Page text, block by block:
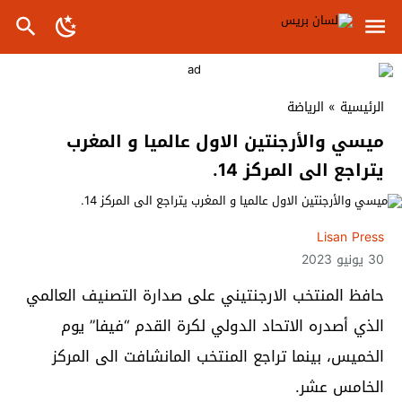
الرئيسية » الرياضة
ميسي والأرجنتين الاول عالميا و المغرب
يتراجع الى المركز 14.
Lisan Press
30 يونيو 2023
حافظ المنتخب الارجنتيني على صدارة التصنيف العالمي
الذي أصدره الاتحاد الدولي لكرة القدم “فيفا” يوم
الخميس، بينما تراجع المنتخب المانشافت الى المركز
الخامس عشر.